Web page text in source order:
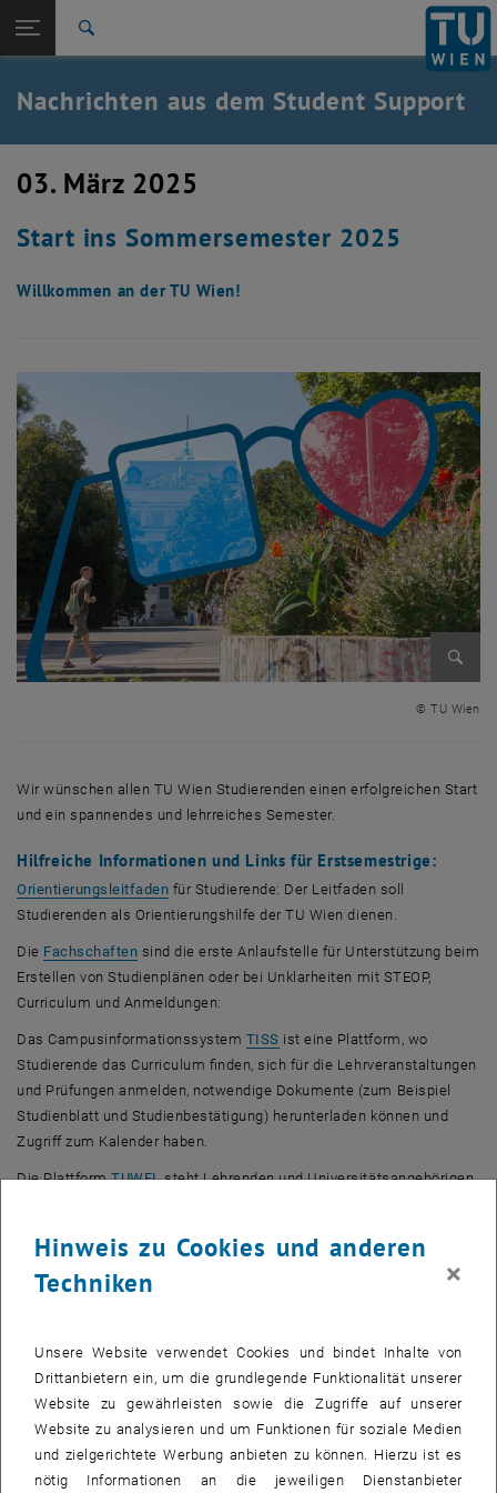
TU Login
Quicklinks
Quicklinks-Menü umschalten
Studium
Karriere
Zurück: Subseiten von Student Support auflisten
Zurück zur letzten Ebene:
Student Support
News
Nachrichten aus dem Student Support
03. März 2025
Start ins Sommersemester 2025
Willkommen an der TU Wien!
© TU Wien
Wir wünschen allen TU Wien Studierenden einen erfolgreichen Start
und ein spannendes und lehrreiches Semester.
Hilfreiche Informationen und Links für Erstsemestrige:
Orientierungsleitfaden für Studierende: Der Leitfaden soll
Studierenden als Orientierungshilfe der TU Wien dienen.
Die Fachschaften, öffnet eine externe URL in einem neuen Fenster
sind die erste Anlaufstelle für Unterstützung beim
Erstellen von Studienplänen oder bei Unklarheiten mit STEOP,
Curriculum und Anmeldungen:
Das Campusinformationssystem TISS , öffnet eine externe URL in
ist eine Plattform, wo
Studierende das Curriculum finden, sich für die Lehrveranstaltungen
und Prüfungen anmelden, notwendige Dokumente (zum Beispiel
Studienblatt und Studienbestätigung) herunterladen können und
Zugriff zum Kalender haben.
Die PlattformTUWEL, öffnet eine externe URL in einem neuen Fenster
steht Lehrenden und Universitätsangehörigen
beispielsweise
Wie logge ich mich ein?
Was kann ich mit TUWEL alles machen?
Welche Lehrveranstaltungen werden durch TUWEL unterstützt?
Hinweis zu Cookies und anderen
Techniken
×
Unsere Website verwendet Cookies und bindet Inhalte von
Drittanbietern ein, um die grundlegende Funktionalität unserer
Website zu gewährleisten sowie die Zugriffe auf unserer
Website zu analysieren und um Funktionen für soziale Medien
und zielgerichtete Werbung anbieten zu können. Hierzu ist es
nötig Informationen an die jeweiligen Dienstanbieter